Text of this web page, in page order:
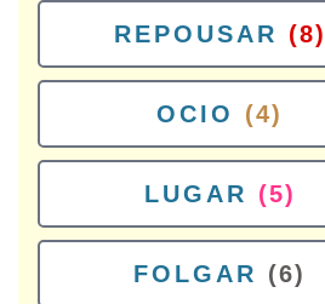
REPOUSAR (8)
OCIO (4)
LUGAR (5)
FOLGAR (6)